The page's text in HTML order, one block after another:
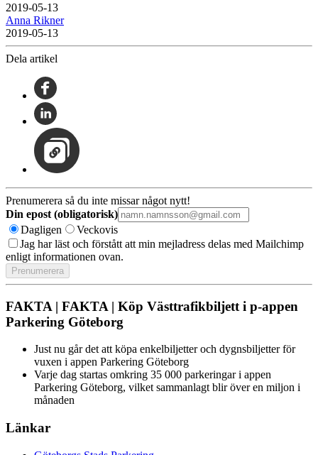
2019-05-13
Anna Rikner
2019-05-13
Dela artikel
Prenumerera så du inte missar något nytt!
Din epost (obligatorisk)
Dagligen
Veckovis
Jag har läst och förstått att min mejladress delas med Mailchimp
enligt informationen ovan.
FAKTA | FAKTA | Köp Västtrafikbiljett i p-appen
Parkering Göteborg
Just nu går det att köpa enkelbiljetter och dygnsbiljetter för
vuxen i appen Parkering Göteborg
Varje dag startas omkring 35 000 parkeringar i appen
Parkering Göteborg, vilket sammanlagt blir över en miljon i
månaden
Länkar